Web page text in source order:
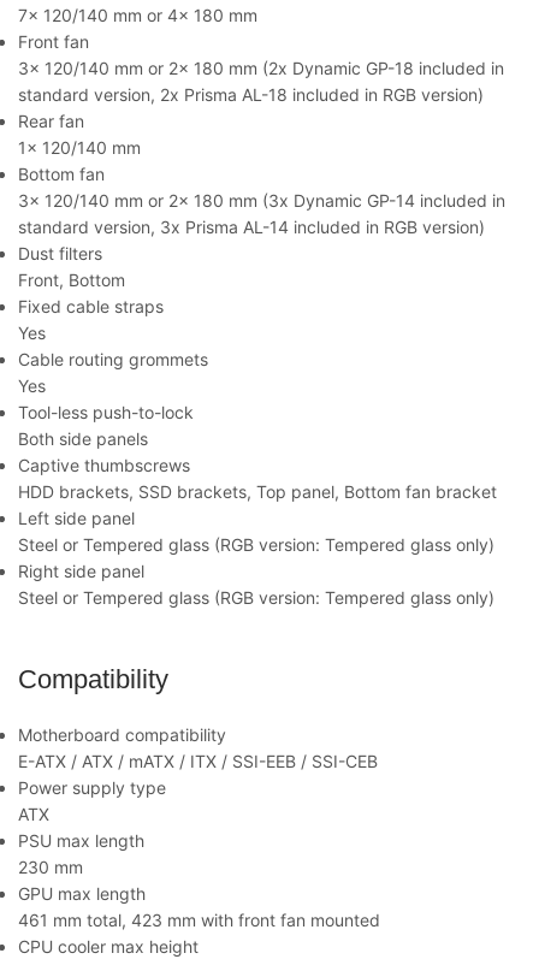
7x 120/140 mm or 4x 180 mm
Front fan
3x 120/140 mm or 2x 180 mm (2x Dynamic GP-18 included in
standard version, 2x Prisma AL-18 included in RGB version)
Rear fan
1x 120/140 mm
Bottom fan
3x 120/140 mm or 2x 180 mm (3x Dynamic GP-14 included in
standard version, 3x Prisma AL-14 included in RGB version)
Dust filters
Front, Bottom
Fixed cable straps
Yes
Cable routing grommets
Yes
Tool-less push-to-lock
Both side panels
Captive thumbscrews
HDD brackets, SSD brackets, Top panel, Bottom fan bracket
Left side panel
Steel or Tempered glass (RGB version: Tempered glass only)
Right side panel
Steel or Tempered glass (RGB version: Tempered glass only)
Compatibility
Motherboard compatibility
E-ATX / ATX / mATX / ITX / SSI-EEB / SSI-CEB
Power supply type
ATX
PSU max length
230 mm
GPU max length
461 mm total, 423 mm with front fan mounted
CPU cooler max height